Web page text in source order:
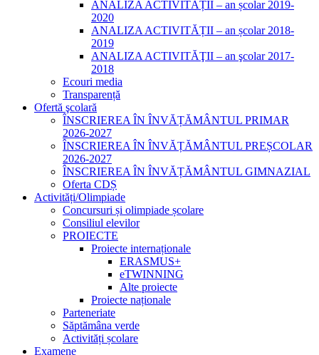
ANALIZA ACTIVITĂȚII – an școlar 2019-
2020
ANALIZA ACTIVITĂȚII – an școlar 2018-
2019
ANALIZA ACTIVITĂŢII – an şcolar 2017-
2018
Ecouri media
Transparență
Ofertă şcolară
ÎNSCRIEREA ÎN ÎNVĂȚĂMÂNTUL PRIMAR
2026-2027
ÎNSCRIEREA ÎN ÎNVĂȚĂMÂNTUL PREȘCOLAR
2026-2027
ÎNSCRIEREA ÎN ÎNVĂȚĂMÂNTUL GIMNAZIAL
Oferta CDȘ
Activități/Olimpiade
Concursuri și olimpiade școlare
Consiliul elevilor
PROIECTE
Proiecte internaționale
ERASMUS+
eTWINNING
Alte proiecte
Proiecte naționale
Parteneriate
Săptămâna verde
Activități școlare
Examene